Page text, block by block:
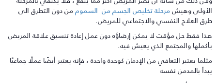
وهيشمرحلة تخليص الجسم منالسموممن دون التطرق الى
العلاج النفسي والاجتماعي للمريض.
فقط حل مؤقت لا يمكن إرضاؤه دون عمل إعادة تنسيق علاقة المريض
والمجتمع الذي يعيش فيه.
يعتبر التعافي من الإدمان كوحدة واحدة ، فإنه يعتبر أيضًا عملًا جماعيًا
بالمدمن نفسه